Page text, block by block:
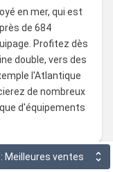
Meilleures ventes
mini-bar
interactive
en mer, qui est
de 684
Profitez dès
double, vers des
l'Atlantique
de nombreux
d'équipements